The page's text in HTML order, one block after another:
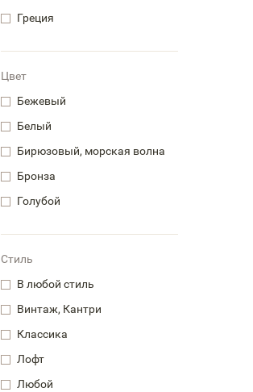
Греция
Цвет
Бежевый
Белый
Бирюзовый, морская волна
Бронза
Голубой
Стиль
В любой стиль
Винтаж, Кантри
Классика
Лофт
Любой